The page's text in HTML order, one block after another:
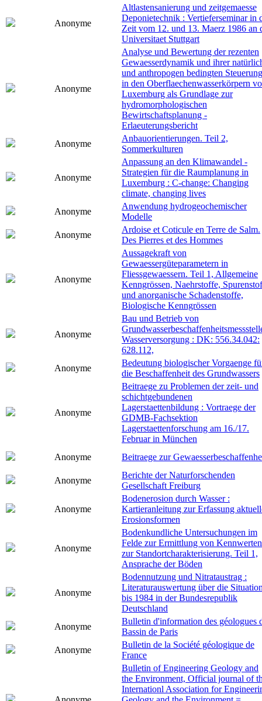
Anonyme
Altlastensanierung und zeitgemaesse
Deponietechnik : Vertieferseminar in
Zeit vom 12. und 13. Maerz 1986 an
Universitaet Stuttgart
Anonyme
Analyse und Bewertung der rezenten
Gewaesserdynamik und ihrer
und anthropogen bedingten Steuerung
in den Oberflaechenwasserkörpern
Luxemburg als Grundlage zur
hydromorphologischen
Bewirtschaftsplanung -
Erlaeuterungsbericht
Anonyme
Anbauorientierungen. Teil 2,
Sommerkulturen
Anonyme
Anpassung an den Klimawandel -
Strategien für die Raumplanung in
Luxemburg : C-change: Changing
climate, changing lives
Anonyme
Anwendung hydrogeochemischer
Modelle
Anonyme
Ardoise et Coticule en Terre de Salm.
Des Pierres et des Hommes
Anonyme
Aussagekraft von
Gewaessergüteparametern in
Fliessgewaessern. Teil 1, Allgemeine
Kenngrössen, Naehrstoffe,
und anorganische Schadenstoffe,
Biologische Kenngrössen
Anonyme
Bau und Betrieb von
Wasserversorgung : DK: 556.34.042:
628.112,
Anonyme
Bedeutung biologischer Vorgaenge
die Beschaffenheit des Grundwassers
Anonyme
Beitraege zu Problemen der zeit- und
schichtgebundenen
Lagerstaettenbildung : Vortraege der
GDMB-Fachsektion
Lagerstaettenforschung am 16./17.
Februar in München
Anonyme
Beitraege zur
Anonyme
Berichte der Naturforschenden
Gesellschaft Freiburg
Anonyme
Bodenerosion durch Wasser :
Kartieranleitung zur Erfassung
Erosionsformen
Anonyme
Bodenkundliche Untersuchungen im
Felde zur Ermittlung von Kennwerten
zur Standortcharakterisierung. Teil 1,
Ansprache der Böden
Anonyme
Bodennutzung und Nitrataustrag :
Literaturauswertung über die
bis 1984 in der Bundesrepublik
Deutschland
Anonyme
Bulletin d'information des géologues
Bassin de Paris
Anonyme
Bulletin de la Société géologique de
France
Bulletin of Engineering Geology and
the Environment, Official journal of
Internationl Association for